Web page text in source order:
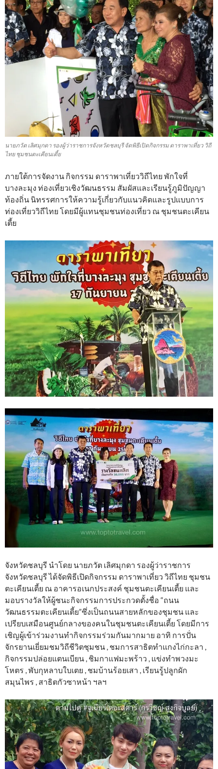
นายภวัต เลิศมุกดา รองผู้ว่าราชการจังหวัดชลบุรี จัดพิธีเปิดกิจกรรม ดาราพาเที่ยว วิถี
ไทย ชุมชนตะเคียนเตี้ย
ภายใต้การจัดงาน กิจกรรม ดาราพาเที่ยววิถีไทย พักใจที่
บางละมุง ท่องเที่ยวเชิงวัฒนธรรม สัมผัสและเรียนรู้ภูมิปัญญา
ท้องถิ่น นิทรรศการให้ความรู้เกี่ยวกับแนวคิดและรูปแบบการ
ท่องเที่ยววิถีไทย โดยมีผู้แทนชุมชนท่องเที่ยว ณ ชุมชนตะเคียน
เตี้ย
จังหวัดชลบุรี นำโดย นายภวัต เลิศมุกดา รองผู้ว่าราชการ
จังหวัดชลบุรี ได้จัดพิธีเปิดกิจกรรม ดาราพาเที่ยว วิถีไทย ชุมชน
ตะเคียนเตี้ย ณ อาคารอเนกประสงค์ ชุมชนตะเคียนเตี้ย และ
มอบรางวัลให้ผู้ชนะกิจกรรมการประกวดตั้งชื่อ “ถนน
วัฒนธรรมตะเคียนเตี้ย”ซึ่งเป็นถนนสายหลักของชุมชน และ
เปรียบเสมือนศูนย์กลางของคนในชุมชนตะเคียนเตี้ย โดยมีการ
เชิญผู้เข้าร่วมงานทำกิจกรรมร่วมกันมากมาย อาทิ การปั่น
จักรยานเยี่ยมชมวิถีชีวิตชุมชน , ชมการสาธิตทำแกงไก่กะลา ,
กิจกรรมปล่อยแตนเบียน , ชิมกาแฟมะพร้าว , แข่งทำพวงมะ
โหตร , พับกุหลาบใบเตย , ชมบ้านร้อยเสา , เรียนรู้ปลูกผัก
สมุนไพร , สาธิตกัวซาหน้า ฯลฯ